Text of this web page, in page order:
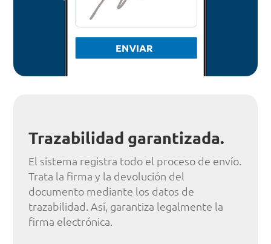
Trazabilidad garantizada.
El sistema registra todo el proceso de envío.
Trata la firma y la devolución del
documento mediante los datos de
trazabilidad. Así, garantiza legalmente la
firma electrónica.